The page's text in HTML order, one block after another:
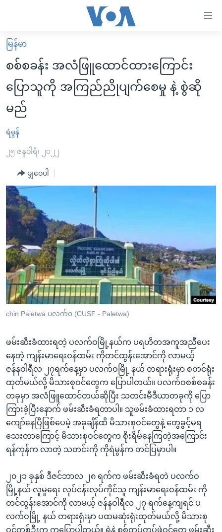
လွယ်ကူ
စေ
သည့်
Link
များ
ပင်မ
အကြောင်းအရာ
သို့
ကျော်
ကြည့်
ရန်
ပင်မ
အ
ညွန်း
စာမျက်နှာ
သို့
ကျော်
ကြည့်
ရန်
ရှာဖွေ
နေရာ
သို့
ကျော်
ရန်
မူလစာမျက်နှာ
မြန်မာ
ကမ္ဘာ့သတင်းများ
နိုင်ငံတကာ
အစ္စရေး-ပါလက်စတိုင်း
ဗွီဒီယို
အင်္ဂလိပ်စာလေ့လာမယ်
အမေရိကန်သုံးအီဒီယံ
မကြေးမုံရဲ့ အင်္ဂလိပ်စာ
ရုပ်ရှင်ထဲက အင်္ဂလိပ်စာ
သုတပဒေသာ အင်္ဂလိပ်စာ
အပတ်စဉ်ကဏ္ဍများ
ရေဒီယို
တီဗွီ
ရေဒီယိုနှင့်ရုပ်သံ အချက်အလက်များ
ရေဒီယို/တီဗွီအစီအစဉ်
Learning English
ဗွီအိုအေ လူမှုကွန်ယက်များ
ဘာသာစကားများ
မြန်မာ
စစ်စခန်း အလံဖြူထောင်ထားကြောင်း
ပြောသူကို အကြည်ညိုပျက်စေမှု နဲ့ စွဲဆို
မည်
ရဲမွန်
၂၅ ဇန္နဝါရီ၊ ၂၀၂၂
မျှဝေပါ
chin Paletwa ပလက်၀ (CUSF - Paletwa)
ဖမ်းဆီးခံထားရတဲ့ ပလက်ဝမြို့နယ်က ပရဟိတအကူအညီပေး
နေတဲ့ ကျန်းမာရေးဝန်ထမ်း ကိုတင်ထွန်းအောင်ကို လာမယ့်
ဇန်နဝါရီလ ၂၇ရက်နေ့မှာ ပလက်ဝမြို့ နယ် တရားရုံးမှာ စတင်ရုံး
ထုတ်မယ်လို့ မိသားစုဝင်တွေက ပြောပါတယ်။ ပလက်ဝစစ်စခန်း
တခုမှာ အလံဖြူထောင်တယ်ဆိုပြီး သတင်းမီဒီယာတခုကို ပြော
ကြားခဲ့ပြီးနောက် ဖမ်းဆီးခံရတာပါ။ သူဖမ်းခံထားရတာ ၁ လ
ကျော်နေပြီဖြစ်ပေမဲ့ အခုချိန်ထိ မိသားစုဝင်တွေနဲ့ တွေခွင့်မရ
သေးတာကြောင့် မိသားစုဝင်တွေက စိုးရိမ်နေကြတဲ့အကြောင်း
ရန်ကုန်က လာတဲ့ သတင်းကို ကိုရဲမွန်က တင်ပြမှာပါ။
၂၀၂၁ ခုနှစ် ဒီဇင်ဘာလ ၂၈ ရက်က ဖမ်းဆီးခံရတဲ ပလက်ဝ
မြို့နယ် လူမှုရေး လုပ်ငန်းလုပ်ကိုင်သူ ကျန်းမာရေးဝန်ထမ်း ကို
တင်ထွန်းအောင်ကို လာမယ့် ဇန်နဝါရီလ ၂၇ ရက်နေ့ကျရင် ပ
လက်ဝမြို့ နယ် တရားရုံးမှာ ပထမဆုံးရုံးထုတ်မယ်လို့ မိသားစု
ဝင်တစ်ဦးက ကပြောပါတယ်။ ရဲနဲ့ စစ်တပ်တပ်ဖွဲ့ဝင်တွေ ဖမ်းဆီး